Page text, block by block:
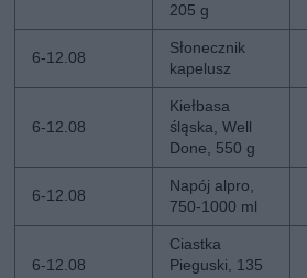
205 g
6-12.08
Słonecznik
kapelusz
6-12.08
Kiełbasa
śląska, Well
Done, 550 g
6-12.08
Napój alpro,
750-1000 ml
6-12.08
Ciastka
Pieguski, 135